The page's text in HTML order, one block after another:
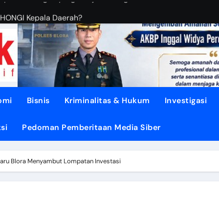
Membangun KOPERASI MODERN
RUANG Publik
di TUNJUNGAN ke Provinsi
dari Oligarki
‘PERI AIR’
Mengalir ke DESA”
Bisnis Kriminalitas & Hukum Investigasi
Pedoman Pemberitaan Media Siber
Blora Menyambut Lompatan Investasi